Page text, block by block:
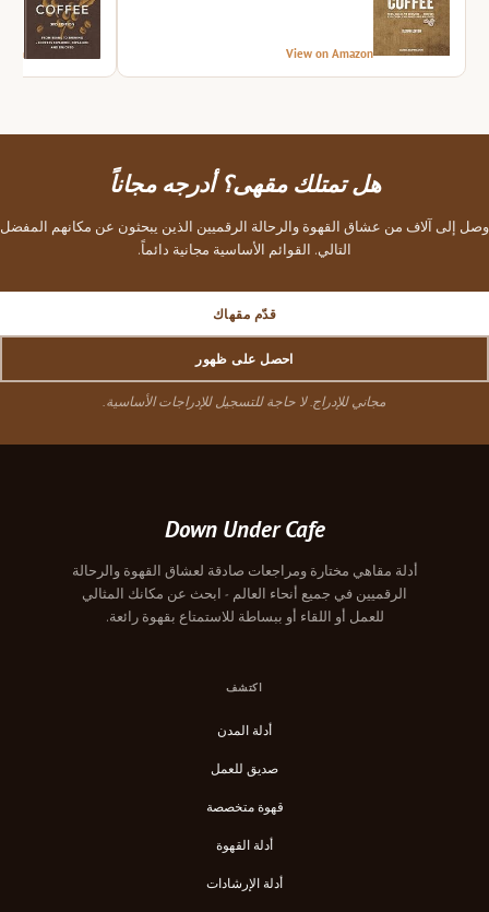
View on Amazon
هل تمتلك مقهى؟ أدرجه مجاناً
وصل إلى آلاف من عشاق القهوة والرحالة الرقميين الذين يبحثون عن مكانهم المفضل
التالي. القوائم الأساسية مجانية دائماً.
قدّم مقهاك
احصل على ظهور
مجاني للإدراج. لا حاجة للتسجيل للإدراجات الأساسية.
Down Under Cafe
أدلة مقاهي مختارة ومراجعات صادقة لعشاق القهوة والرحالة
الرقميين في جميع أنحاء العالم - ابحث عن مكانك المثالي
للعمل أو اللقاء أو ببساطة للاستمتاع بقهوة رائعة.
اكتشف
أدلة المدن
صديق للعمل
قهوة متخصصة
أدلة القهوة
أدلة الإرشادات